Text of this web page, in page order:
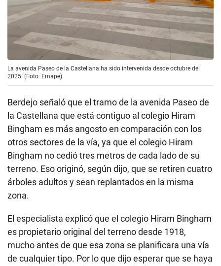
La avenida Paseo de la Castellana ha sido intervenida desde octubre del
2025. (Foto: Emape)
Berdejo señaló que el tramo de la avenida Paseo de
la Castellana que está contiguo al colegio Hiram
Bingham es más angosto en comparación con los
otros sectores de la vía, ya que el colegio Hiram
Bingham no cedió tres metros de cada lado de su
terreno. Eso originó, según dijo, que se retiren cuatro
árboles adultos y sean replantados en la misma
zona.
El especialista explicó que el colegio Hiram Bingham
es propietario original del terreno desde 1918,
mucho antes de que esa zona se planificara una vía
de cualquier tipo. Por lo que dijo esperar que se haya